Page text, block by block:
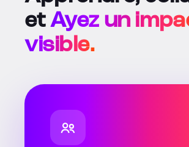
etAyez un
visible.